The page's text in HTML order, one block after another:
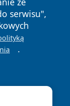
serwisu",
.
Polityka
Cookies